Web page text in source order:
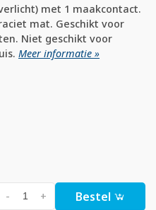
met 1 maakcontact.
mat. Geschikt voor
Niet geschikt voor
Meer informatie »
+
- Bestel